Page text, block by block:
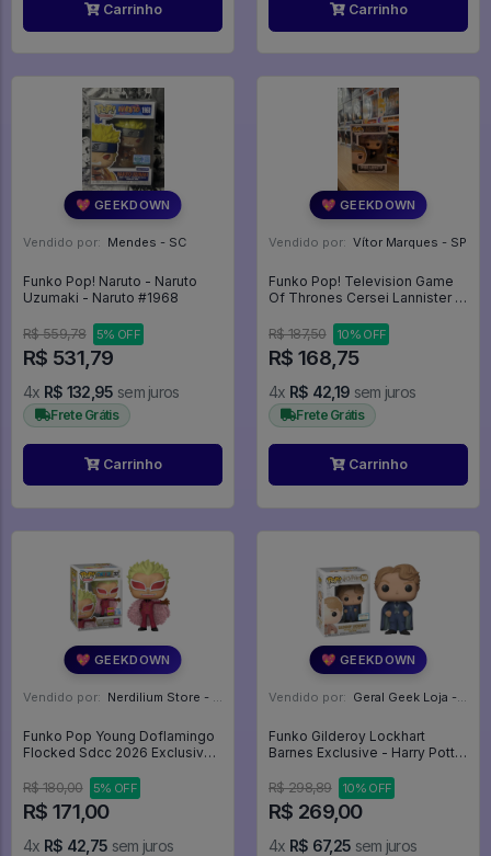
Carrinho Carrinho
💖 GEEKDOWN
Vendido por: Mendes - SC
Funko Pop! Naruto - Naruto
Uzumaki - Naruto #1968
R$ 559,78 5% OFF
R$ 531,79
4x R$ 132,95 sem juros
Frete Grátis
Carrinho
💖 GEEKDOWN
Vendido por: Vítor Marques - SP
Funko Pop! Television Game
Of Thrones Cersei Lannister 51
R$ 187,50
10% OFF
R$ 168,75
4x R$ 42,19 sem juros
Frete Grátis
Carrinho
💖 GEEKDOWN
Vendido por: Nerdilium Store - SP
Funko Pop Young Doflamingo
Flocked Sdcc 2026 Exclusive -
R$ 180,00
5% OFF
R$ 171,00
4x R$ 42,75 sem juros
💖 GEEKDOWN
Vendido por: Geral Geek Loja - SP
Funko Gilderoy Lockhart
Barnes Exclusive - Harry Potter
R$ 298,89
10% OFF
R$ 269,00
4x R$ 67,25 sem juros